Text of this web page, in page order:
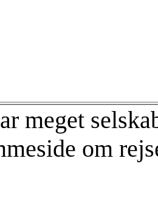
meget
om